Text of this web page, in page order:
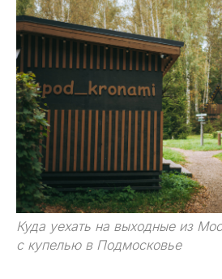
Куда уехать на выходные из
с купелью в Подмосковье